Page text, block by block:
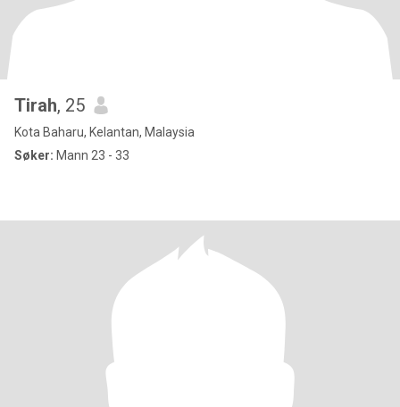
Tirah, 25
Kota Baharu, Kelantan, Malaysia
Søker: Mann 23 - 33